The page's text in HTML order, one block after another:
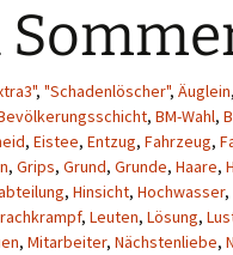
, "Schadenlöscher", Äuglein,
, BM-Wahl,
, Eistee, Entzug, Fahrzeug,
, Grips, Grund, Grunde, Haare,
, Hinsicht, Hochwasser,
, Leuten, Lösung,
, Mitarbeiter, Nächstenliebe,